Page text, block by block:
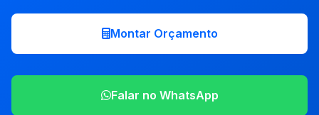
Montar Orçamento
Falar no WhatsApp